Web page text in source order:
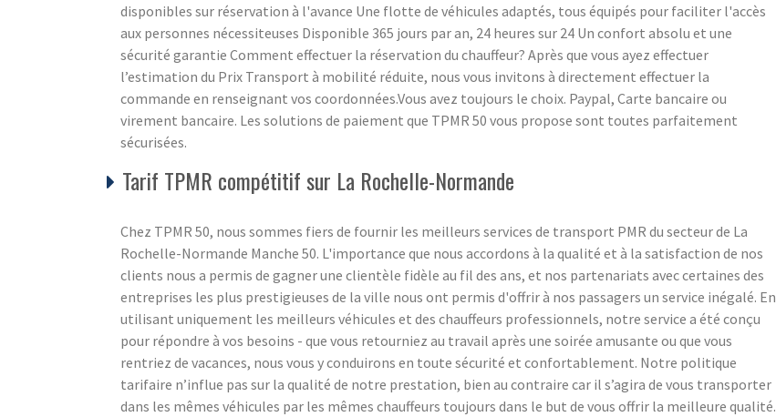
disponibles sur réservation à l'avance Une flotte de véhicules adaptés, tous équipés pour faciliter l'accès
aux personnes nécessiteuses Disponible 365 jours par an, 24 heures sur 24 Un confort absolu et une
sécurité garantie Comment effectuer la réservation du chauffeur? Après que vous ayez effectuer
l’estimation du Prix Transport à mobilité réduite, nous vous invitons à directement effectuer la
commande en renseignant vos coordonnées.Vous avez toujours le choix. Paypal, Carte bancaire ou
virement bancaire. Les solutions de paiement que TPMR 50 vous propose sont toutes parfaitement
sécurisées.
Tarif TPMR compétitif sur La Rochelle-Normande
Chez TPMR 50, nous sommes fiers de fournir les meilleurs services de transport PMR du secteur de La
Rochelle-Normande Manche 50. L'importance que nous accordons à la qualité et à la satisfaction de nos
clients nous a permis de gagner une clientèle fidèle au fil des ans, et nos partenariats avec certaines des
entreprises les plus prestigieuses de la ville nous ont permis d'offrir à nos passagers un service inégalé. En
utilisant uniquement les meilleurs véhicules et des chauffeurs professionnels, notre service a été conçu
pour répondre à vos besoins - que vous retourniez au travail après une soirée amusante ou que vous
rentriez de vacances, nous vous y conduirons en toute sécurité et confortablement. Notre politique
tarifaire n’influe pas sur la qualité de notre prestation, bien au contraire car il s’agira de vous transporter
dans les mêmes véhicules par les mêmes chauffeurs toujours dans le but de vous offrir la meilleure qualité.